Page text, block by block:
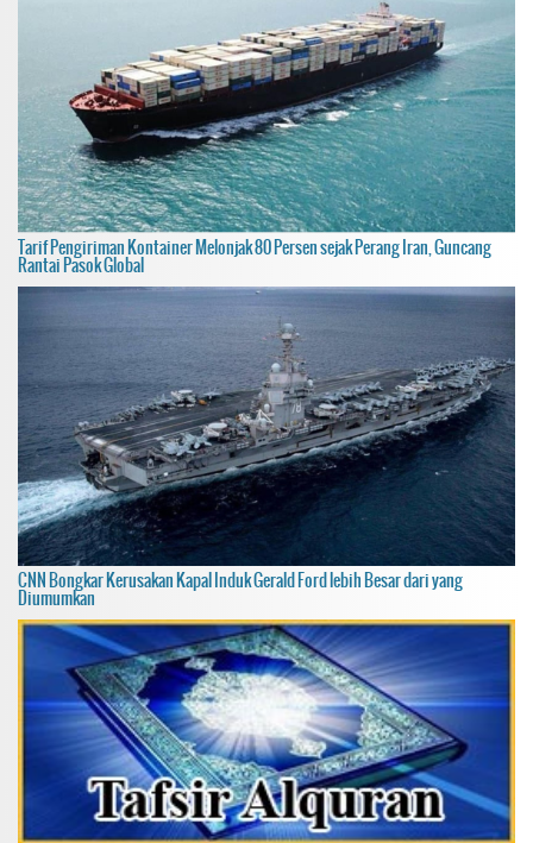
Tarif Pengiriman Kontainer Melonjak 80 Persen sejak Perang Iran, Guncang
Rantai Pasok Global
CNN Bongkar Kerusakan Kapal Induk Gerald Ford lebih Besar dari yang
Diumumkan